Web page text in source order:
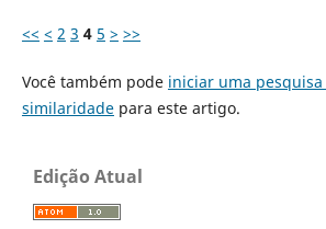
<< < 2 3 4 5 > >>
Você também pode iniciar uma
similaridadepara este artigo.
Edição Atual